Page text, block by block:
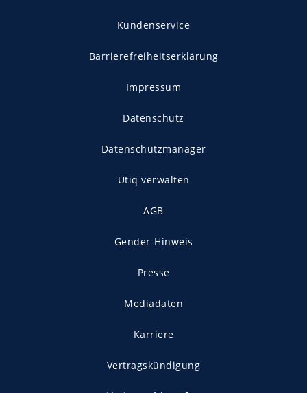
Kundenservice
Barrierefreiheitserklärung
Impressum
Datenschutz
Datenschutzmanager
Utiq verwalten
AGB
Gender-Hinweis
Presse
Mediadaten
Karriere
Vertragskündigung